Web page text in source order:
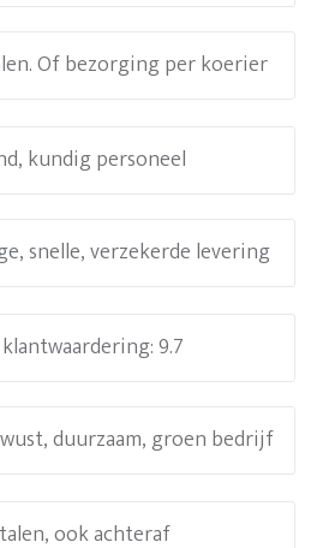
Of bezorging per koerier
kundig personeel
snelle, verzekerde levering
9.7
duurzaam, groen bedrijf
ook achteraf